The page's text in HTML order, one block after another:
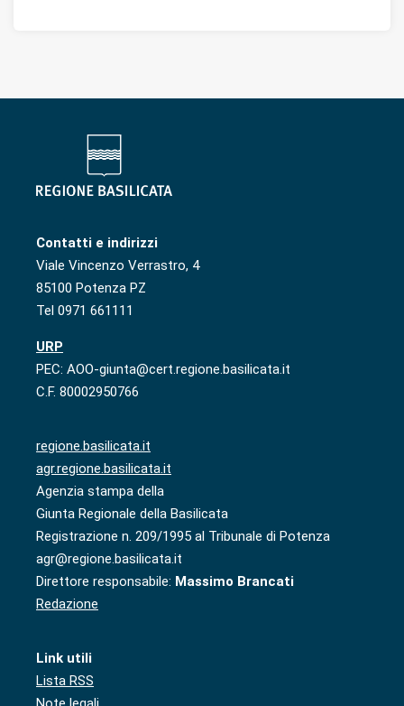
Contatti e indirizzi
Viale Vincenzo Verrastro, 4
85100 Potenza PZ
Tel 0971 661111
URP
PEC: AOO-giunta@cert.regione.basilicata.it
C.F. 80002950766
regione.basilicata.it
agr.regione.basilicata.it
Agenzia stampa della
Giunta Regionale della Basilicata
Registrazione n. 209/1995 al Tribunale di Potenza
agr@regione.basilicata.it
Direttore responsabile: Massimo Brancati
Redazione
Link utili
Lista RSS